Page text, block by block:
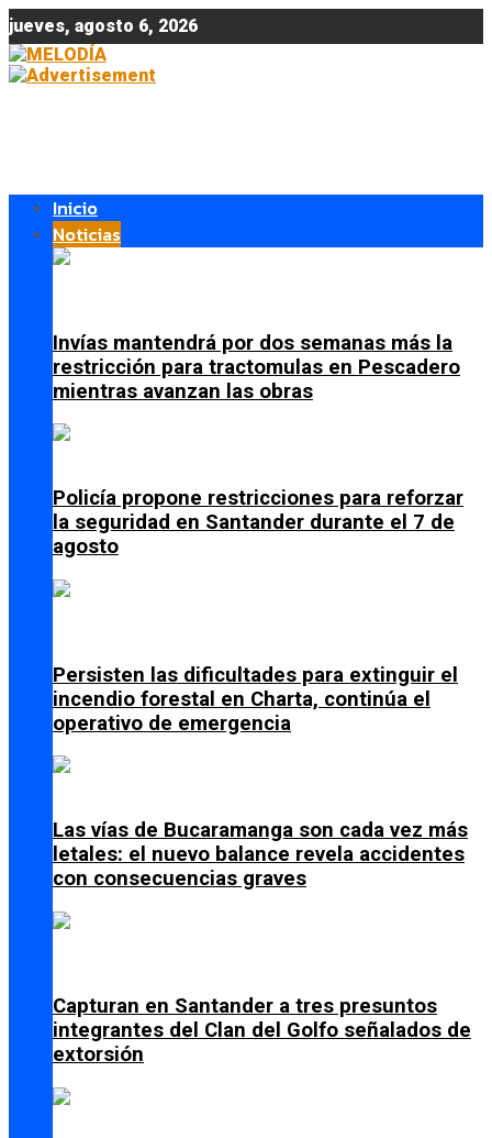
jueves, agosto 6, 2026
Inicio
Noticias
Invías mantendrá por dos semanas más la
restricción para tractomulas en Pescadero
mientras avanzan las obras
Policía propone restricciones para reforzar
la seguridad en Santander durante el 7 de
agosto
Persisten las dificultades para extinguir el
incendio forestal en Charta, continúa el
operativo de emergencia
Las vías de Bucaramanga son cada vez más
letales: el nuevo balance revela accidentes
con consecuencias graves
Capturan en Santander a tres presuntos
integrantes del Clan del Golfo señalados de
extorsión